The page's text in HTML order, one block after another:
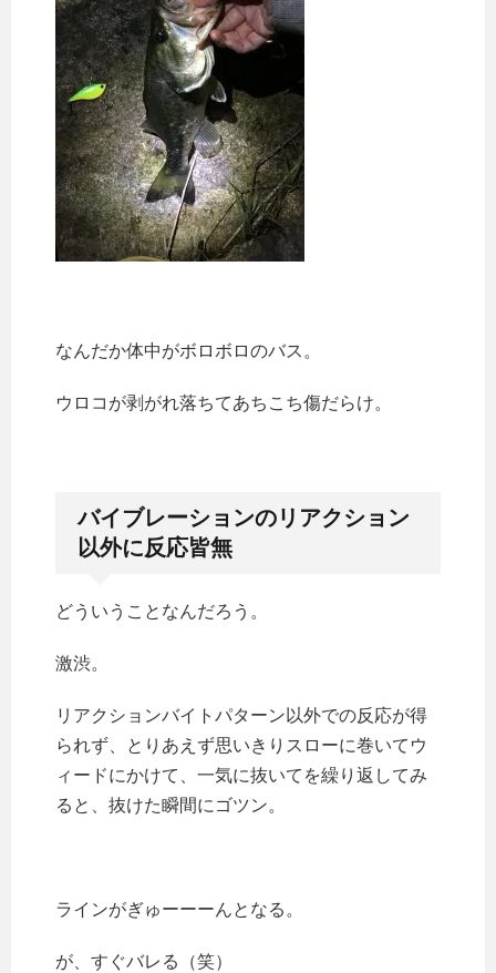
なんだか体中がボロボロのバス。
ウロコが剥がれ落ちてあちこち傷だらけ。
バイブレーションのリアクション
以外に反応皆無
どういうことなんだろう。
激渋。
リアクションバイトパターン以外での反応が得
られず、とりあえず思いきりスローに巻いてウ
ィードにかけて、一気に抜いてを繰り返してみ
ると、抜けた瞬間にゴツン。
ラインがぎゅーーーんとなる。
が、すぐバレる（笑）